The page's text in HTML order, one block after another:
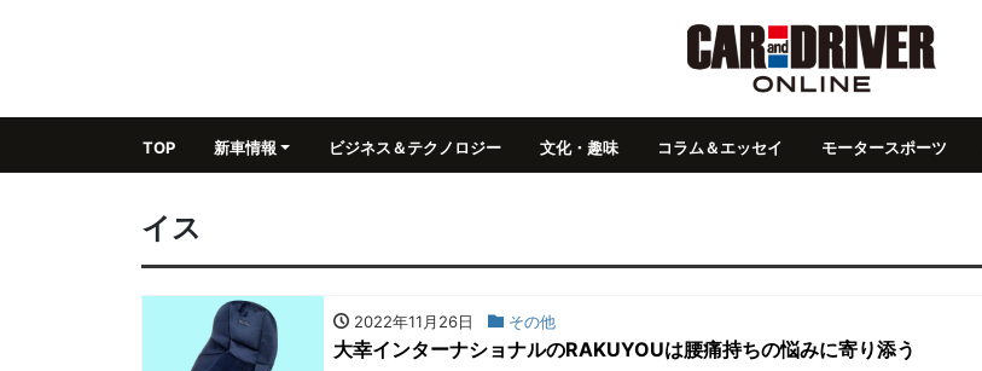
TOP 新車情報 ビジネス＆テクノロジー 文化・趣味 コラム＆エッセイ モータースポーツ
イス
2022年11月26日 その他
大幸インターナショナルのRAKUYOUは腰痛持ちの悩みに寄り添う